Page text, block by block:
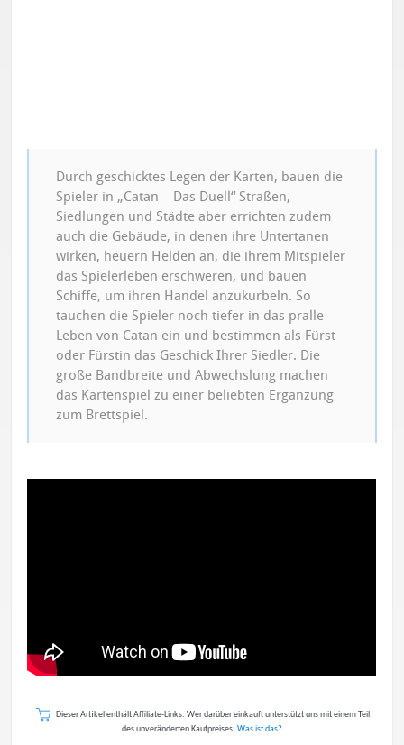
Durch geschicktes Legen der Karten, bauen die
Spieler in „Catan – Das Duell“ Straßen,
Siedlungen und Städte aber errichten zudem
auch die Gebäude, in denen ihre Untertanen
wirken, heuern Helden an, die ihrem Mitspieler
das Spielerleben erschweren, und bauen
Schiffe, um ihren Handel anzukurbeln. So
tauchen die Spieler noch tiefer in das pralle
Leben von Catan ein und bestimmen als Fürst
oder Fürstin das Geschick Ihrer Siedler. Die
große Bandbreite und Abwechslung machen
das Kartenspiel zu einer beliebten Ergänzung
zum Brettspiel.
Dieser Artikel enthält Affiliate-Links. Wer darüber einkauft unterstützt uns mit einem Teil
des unveränderten Kaufpreises. Was ist das?